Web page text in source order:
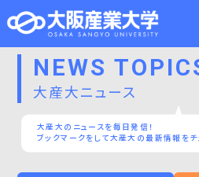
NEWS
大産大ニュース
大産大のニュースを毎日発信！
ブックマークをして大産大の最新情報をチ